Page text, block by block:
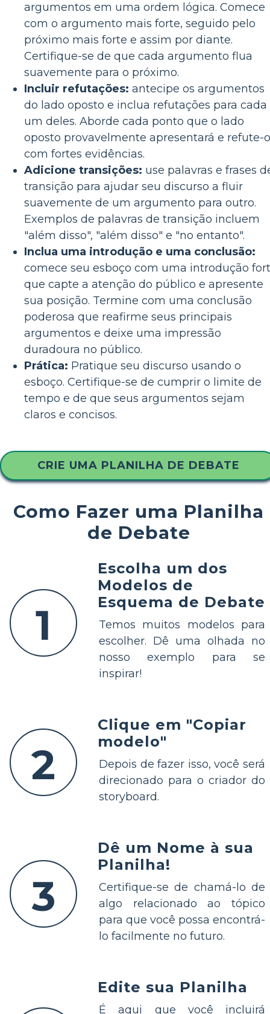
argumentos em uma ordem lógica. Comece
com o argumento mais forte, seguido pelo
próximo mais forte e assim por diante.
Certifique-se de que cada argumento flua
suavemente para o próximo.
Incluir refutações: antecipe os argumentos
do lado oposto e inclua refutações para cada
um deles. Aborde cada ponto que o lado
oposto provavelmente apresentará e refute-
com fortes evidências.
Adicione transições: use palavras e frases
transição para ajudar seu discurso a fluir
suavemente de um argumento para outro.
Exemplos de palavras de transição incluem
"além disso", "além disso" e "no entanto".
Inclua uma introdução e uma conclusão:
comece seu esboço com uma introdução
que capte a atenção do público e apresente
sua posição. Termine com uma conclusão
poderosa que reafirme seus principais
argumentos e deixe uma impressão
duradoura no público.
Prática: Pratique seu discurso usando o
esboço. Certifique-se de cumprir o limite de
tempo e de que seus argumentos sejam
claros e concisos.
CRIE UMA PLANILHA DE DEBATE
Como Fazer uma Planilha
de Debate
1
Escolha um dos
Modelos de
Esquema de Debate
Temos muitos modelos para
escolher. Dê uma olhada no
nosso exemplo para se
inspirar!
2
Clique em "Copiar
modelo"
Depois de fazer isso, você será
direcionado para o criador do
storyboard.
3
Dê um Nome à sua
Planilha!
Certifique-se de chamá-lo de
algo relacionado ao tópico
para que você possa encontrá-
lo facilmente no futuro.
Edite sua Planilha
É aqui que você incluirá